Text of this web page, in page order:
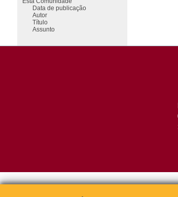
Data de publicação
Autor
Título
Assunto